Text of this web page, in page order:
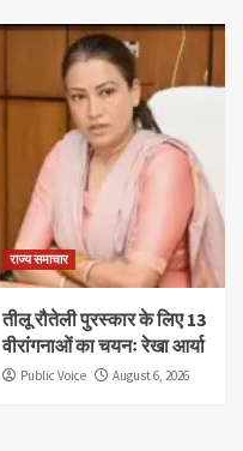
राज्य समाचार
तीलू रौतेली पुरस्कार के लिए 13
वीरांगनाओं का चयनः रेखा आर्या
Public Voice August 6, 2026